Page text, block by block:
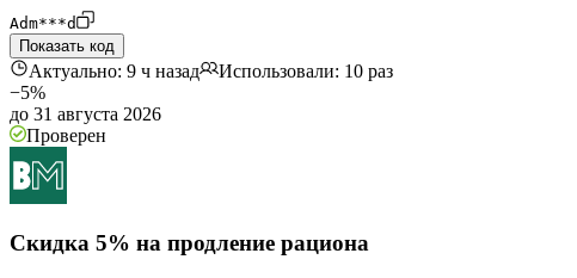
Adm***d
Показать код
Актуально: 9 ч назад
Использовали: 10 раз
−5%
до 31 августа 2026
Проверен
Скидка 5% на продление рациона